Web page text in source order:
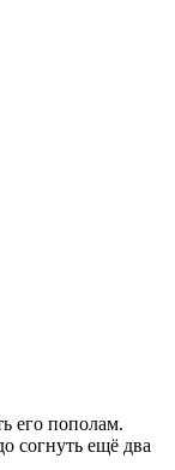
его пополам.
согнуть ещё два